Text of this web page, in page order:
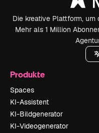
Die kreative Plattform,
Mehr als 1 Million
Produkte
Spaces
KI-Assistent
KI-Bildgenerator
KI-Videogenerator